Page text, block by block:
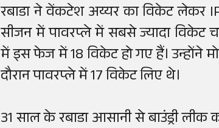
रबाडा ने वेंकटेश अय्यर का विकेट लेकर
सीजन में पावरप्ले में सबसे ज्यादा विकेट
में इस फेज में 18 विकेट हो गए हैं। उन्होंने
दौरान पावरप्ले में 17 विकेट लिए थे।
31 साल के रबाडा आसानी से बाउंड्री